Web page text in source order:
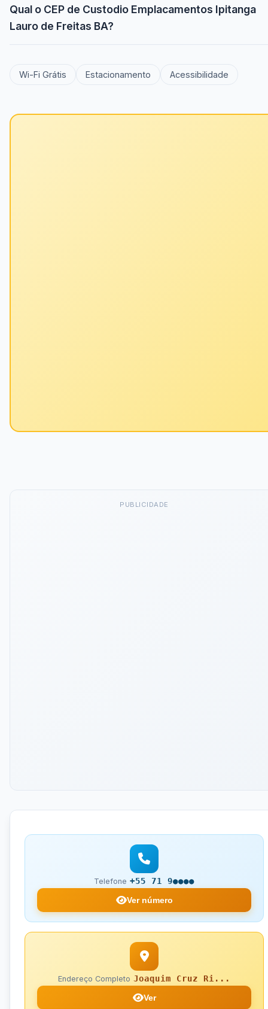
Qual o CEP de Custodio Emplacamentos Ipitanga
Lauro de Freitas BA?
Wi-Fi Grátis Estacionamento Acessibilidade
PUBLICIDADE
Telefone +55 71 9●●●●
Ver número
Endereço Completo Joaquim Cruz Ri...
Ver